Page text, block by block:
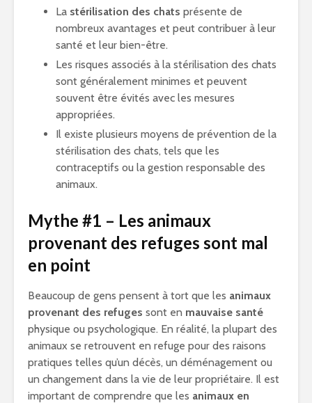
La stérilisation des chats présente de
nombreux avantages et peut contribuer à leur
santé et leur bien-être.
Les risques associés à la stérilisation des chats
sont généralement minimes et peuvent
souvent être évités avec les mesures
appropriées.
Il existe plusieurs moyens de prévention de la
stérilisation des chats, tels que les
contraceptifs ou la gestion responsable des
animaux.
Mythe #1 – Les animaux
provenant des refuges sont mal
en point
Beaucoup de gens pensent à tort que les animaux
provenant des refuges sont en mauvaise santé
physique ou psychologique. En réalité, la plupart des
animaux se retrouvent en refuge pour des raisons
pratiques telles qu’un décès, un déménagement ou
un changement dans la vie de leur propriétaire. Il est
important de comprendre que les animaux en